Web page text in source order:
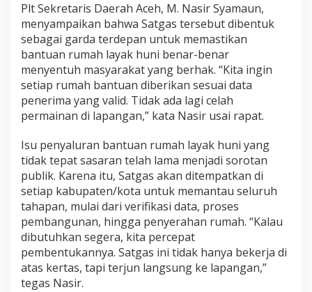
p
u
B
e
r
s
i
h
r
k
t
i
N
a
k
a
l
”
Plt Sekretaris Daerah Aceh, M. Nasir Syamaun,
menyampaikan bahwa Satgas tersebut dibentuk
sebagai garda terdepan untuk memastikan
bantuan rumah layak huni benar-benar
menyentuh masyarakat yang berhak. “Kita ingin
setiap rumah bantuan diberikan sesuai data
penerima yang valid. Tidak ada lagi celah
permainan di lapangan,” kata Nasir usai rapat.
Isu penyaluran bantuan rumah layak huni yang
tidak tepat sasaran telah lama menjadi sorotan
publik. Karena itu, Satgas akan ditempatkan di
setiap kabupaten/kota untuk memantau seluruh
tahapan, mulai dari verifikasi data, proses
pembangunan, hingga penyerahan rumah. “Kalau
dibutuhkan segera, kita percepat
pembentukannya. Satgas ini tidak hanya bekerja di
atas kertas, tapi terjun langsung ke lapangan,”
tegas Nasir.